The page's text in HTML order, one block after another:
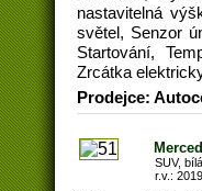
nastavitelná
světel, Senzor
Startování,
Zrcátka
Prodejce:
SUV,
r.v.: